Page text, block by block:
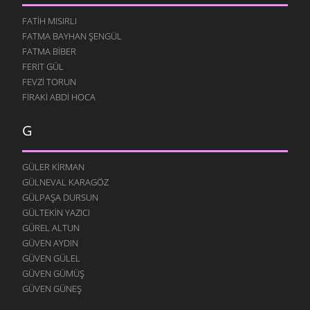
BOĞA DESTANI
12 AĞUSTOS 2004
İŞGÜZAR BABA
12 AĞUSTOS 2004
MURTEZ
12 AĞUSTOS 2004
12 AĞUSTOS 2004
FESTIVAL
12 AĞUSTOS 2004
MERAKLI MELAHAT
12 AĞUSTOS 2004
HALK EĞITIMI
12 AĞUSTOS 2004
HASTAHANEDE DURUM
FATIH MISIRLI
FATMA BAYHAN ŞENGÜL
FATMA BIBER
FERIT GÜL
FEVZI TORUN
FIRAKI ABDI HOCA
G
GÜLER KIRMAN
GÜLNEVAL KARAGÖZ
GÜLPAŞA DURSUN
GÜLTEKIN YAZICI
GÜREL ALTUN
GÜVEN AYDIN
GÜVEN GÜLEL
GÜVEN GÜMÜŞ
GÜVEN GÜNEŞ